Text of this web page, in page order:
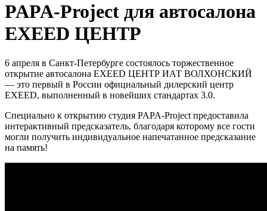
PAPA-Project для автосалона
EXEED ЦЕНТР
6 апреля в Санкт-Петербурге состоялось торжественное
открытие автосалона EXEED ЦЕНТР ИАТ ВОЛХОНСКИЙ
— это первый в России официальный дилерский центр
EXEED, выполненный в новейших стандартах 3.0.
Специально к открытию студия PAPA-Project предоставила
интерактивный предсказатель, благодаря которому все гости
могли получить индивидуальное напечатанное предсказание
на память!